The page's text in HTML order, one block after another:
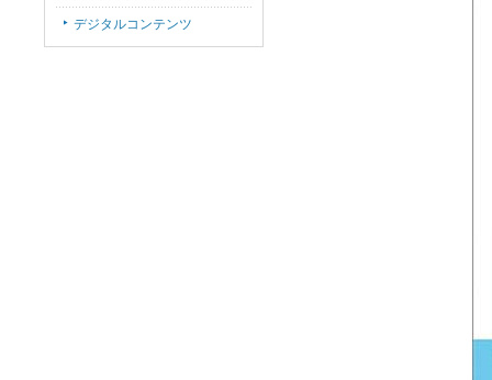
デジタルコンテンツ